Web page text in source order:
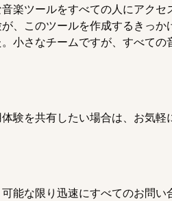
ツールをすべての人にアク
このツールを作成するきっ
さなチームですが、すべて
を共有したい場合は、お気
な限り迅速にすべてのお問い